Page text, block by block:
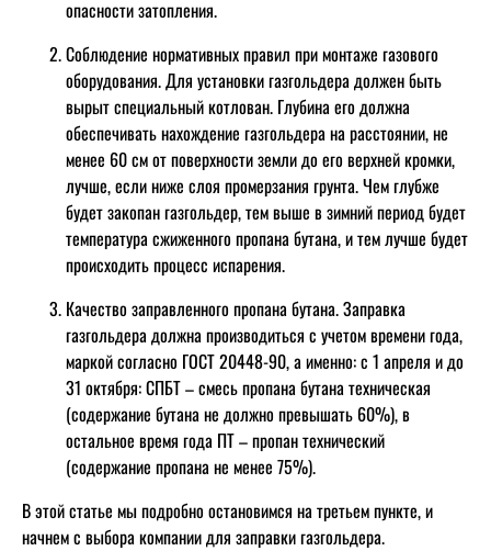
опасности затопления.
Соблюдение нормативных правил при монтаже газового
оборудования. Для установки газгольдера должен быть
вырыт специальный котлован. Глубина его должна
обеспечивать нахождение газгольдера на расстоянии, не
менее 60 см от поверхности земли до его верхней кромки,
лучше, если ниже слоя промерзания грунта. Чем глубже
будет закопан газгольдер, тем выше в зимний период будет
температура сжиженного пропана бутана, и тем лучше будет
происходить процесс испарения.
Качество заправленного пропана бутана. Заправка
газгольдера должна производиться с учетом времени года,
маркой согласно ГОСТ 20448-90, а именно: с 1 апреля и до
31 октября: СПБТ – смесь пропана бутана техническая
(содержание бутана не должно превышать 60%), в
остальное время года ПТ – пропан технический
(содержание пропана не менее 75%).
В этой статье мы подробно остановимся на третьем пункте, и
начнем с выбора компании для заправки газгольдера.